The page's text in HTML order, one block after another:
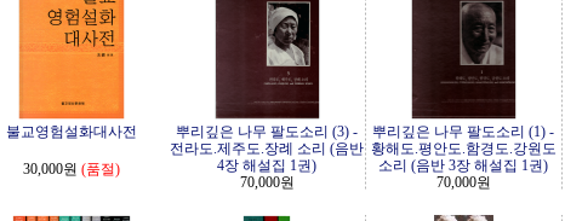
불교영험설화대사전
30,000원 (품절)
뿌리깊은 나무 팔도소리 (3) -
전라도.제주도.장례 소리 (음반
4장 해설집 1권)
70,000원
뿌리깊은 나무 팔도소리 (1) -
황해도.평안도.함경도.강원도
소리 (음반 3장 해설집 1권)
70,000원